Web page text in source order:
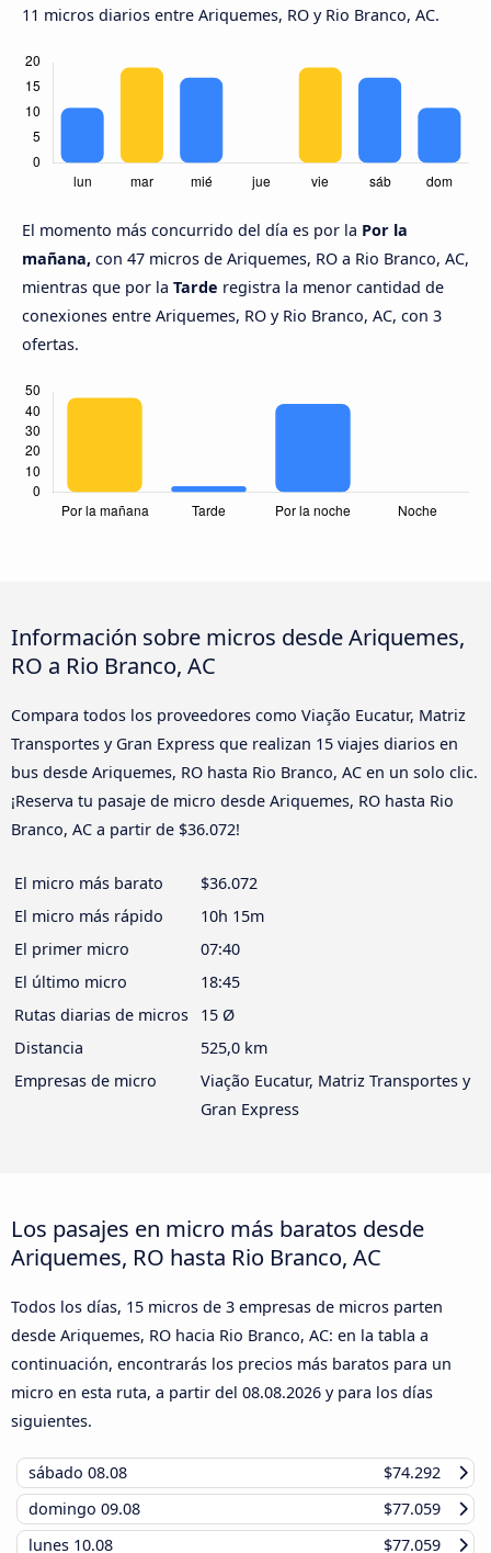
11 micros diarios entre Ariquemes, RO y Rio Branco, AC.
El momento más concurrido del día es por la Por la
mañana, con 47 micros de Ariquemes, RO a Rio Branco, AC,
mientras que por la Tarde registra la menor cantidad de
conexiones entre Ariquemes, RO y Rio Branco, AC, con 3
ofertas.
Información sobre micros desde Ariquemes,
RO a Rio Branco, AC
Compara todos los proveedores como Viação Eucatur, Matriz
Transportes y Gran Express que realizan 15 viajes diarios en
bus desde Ariquemes, RO hasta Rio Branco, AC en un solo clic.
¡Reserva tu pasaje de micro desde Ariquemes, RO hasta Rio
Branco, AC a partir de $36.072!
El micro más barato
$36.072
El micro más rápido
10h 15m
El primer micro
07:40
El último micro
18:45
Rutas diarias de micros
15 Ø
Distancia
525,0 km
Empresas de micro
Viação Eucatur, Matriz Transportes y
Gran Express
Los pasajes en micro más baratos desde
Ariquemes, RO hasta Rio Branco, AC
Todos los días, 15 micros de 3 empresas de micros parten
desde Ariquemes, RO hacia Rio Branco, AC: en la tabla a
continuación, encontrarás los precios más baratos para un
micro en esta ruta, a partir del 08.08.2026 y para los días
siguientes.
sábado 08.08
$74.292
domingo 09.08
$77.059
lunes 10.08
$77.059